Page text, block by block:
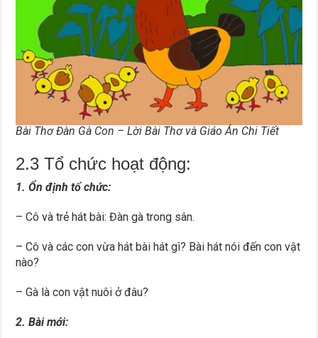
Bài Thơ Đàn Gà Con – Lời Bài Thơ và Giáo Án Chi Tiết
2.3 Tổ chức hoạt động:
1. Ổn định tổ chức:
– Cô và trẻ hát bài: Đàn gà trong sân.
– Cô và các con vừa hát bài hát gì? Bài hát nói đến con vật
nào?
– Gà là con vật nuôi ở đâu?
2. Bài mới: